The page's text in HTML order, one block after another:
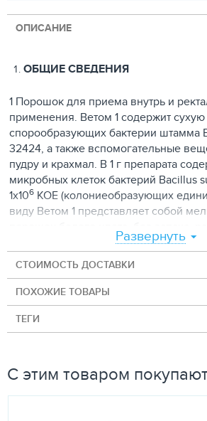
ОПИСАНИЕ
ОБЩИЕ СВЕДЕНИЯ
1 Порошок для приема внутрь и
применения. Ветом 1 содержит
спорообразующих бактерии штамма
32424, а также вспомогательные
пудру и крахмал. В 1 г препарата
микробных клеток бактерий Bacillus
1x106 КОЕ (колониеобразующих
виду Ветом 1 представляет собой
с образованием осадка белого
препарат расфасован по 1,0 г (1
(5 доз); 10,0 г (10 доз); 50,0 г (50 доз);
300,0 г (300 доз) и 500,0 г (500 доз) в
ламинированной бумаги или
водонепроницаемых материалов или
полимерные.
ФАРМАКОЛОГИЧЕСКИЕ СВОЙСТВА
Фармакотерапевтическая группа
Развернуть
СТОИМОСТЬ ДОСТАВКИ
ПОХОЖИЕ ТОВАРЫ
ТЕГИ
С этим товаром покупают